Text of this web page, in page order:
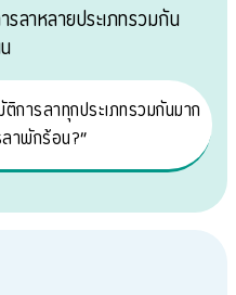
ลาหลายประเภทรวมกัน
การลาทุกประเภทรวมกันมาก
าพักร้อน?”